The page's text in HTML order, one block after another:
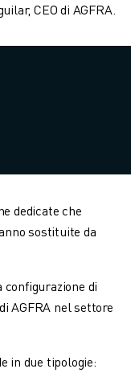
CEO di AGFRA.
dedicate che
sostituite da
di
AGFRA nel settore
in due tipologie: